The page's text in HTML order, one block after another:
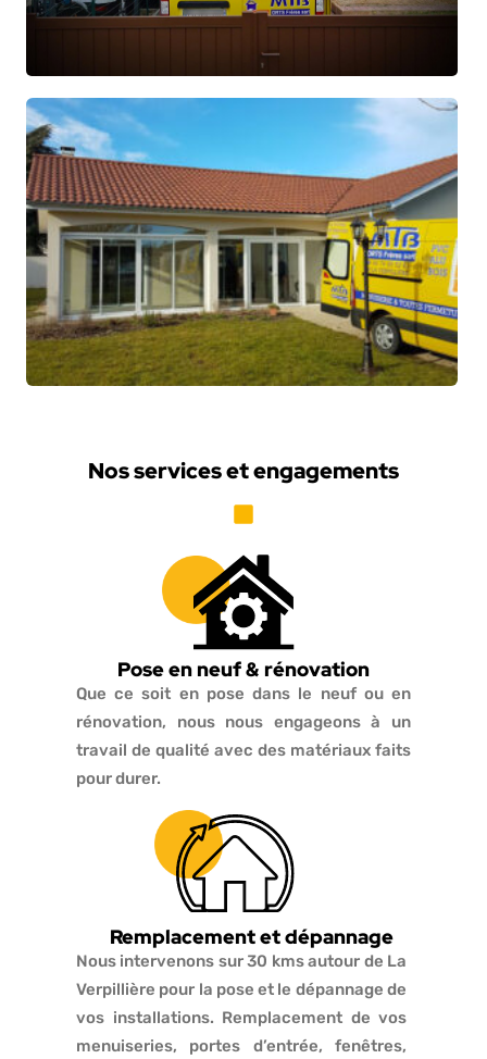
Nos services et engagements
Pose en neuf & rénovation
Que ce soit en pose dans le neuf ou en
rénovation, nous nous engageons à un
travail de qualité avec des matériaux faits
pour durer.
Remplacement et dépannage
Nous intervenons sur 30 kms autour de La
Verpillière pour la pose et le dépannage de
vos installations. Remplacement de vos
menuiseries, portes d’entrée, fenêtres,